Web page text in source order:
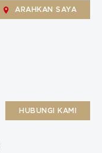
ARAHKAN SAYA
HUBUNGI KAMI